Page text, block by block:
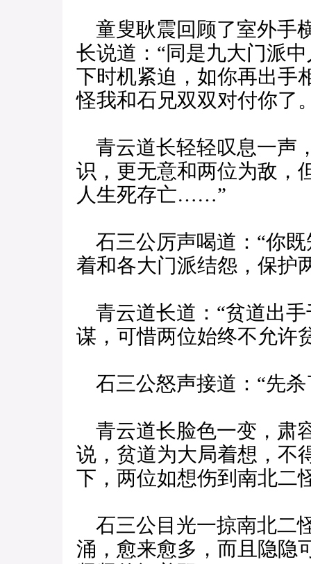
童叟耿震回顾了室外手
长说道：“同是九大门派
下时机紧迫，如你再出手
怪我和石兄双双对付你了
青云道长轻轻叹息一声
识，更无意和两位为敌，
人生死存亡……”
石三公厉声喝道：“你
着和各大门派结怨，保护
青云道长道：“贫道出
谋，可惜两位始终不允
石三公怒声接道：“先杀
青云道长脸色一变，肃
说，贫道为大局着想，不
下，两位如想伤到南北二
石三公目光一掠南北二
涌，愈来愈多，而且隐隐